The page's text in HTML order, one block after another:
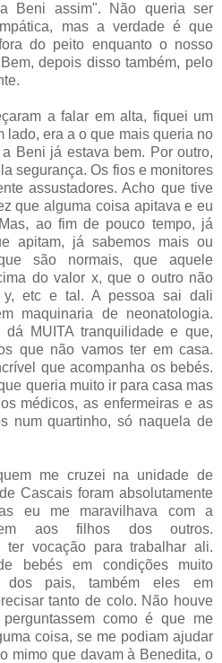
Beni assim". Não queria ser
mas a verdade é que
do peito enquanto o nosso
depois disso também, pelo
a falar em alta, fiquei um
lado, era a o que mais queria no
Beni já estava bem. Por outro,
segurança. Os fios e monitores
assustadores. Acho que tive
que alguma coisa apitava e eu
ao fim de pouco tempo, já
apitam, já sabemos mais ou
são normais, que aquele
do valor x, que o outro não
y, etc e tal. A pessoa sai dali
maquinaria de neonatologia.
MUITA tranquilidade e que,
que não vamos ter em casa.
que acompanha os bebés.
queria muito ir para casa mas
médicos, as enfermeiras e as
num quartinho, só naquela de
me cruzei na unidade de
Cascais foram absolutamente
eu me maravilhava com a
aos filhos dos outros.
ter vocação para trabalhar ali.
bebés em condições muito
dos pais, também eles em
tanto de colo. Não houve
como é que me
coisa, se me podiam ajudar
mimo que davam à Benedita, o